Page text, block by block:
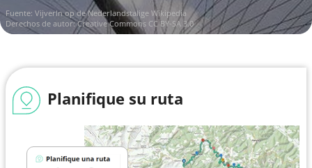
Fuente: Vijverln op de Nederlandstalige Wikipedia
Derechos de autor:Creative Commons CC BY-SA 3.0
Planifique su ruta